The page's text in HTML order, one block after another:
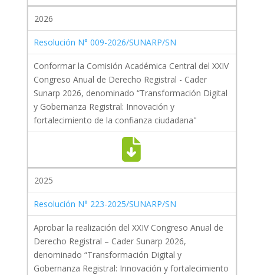
2026
Resolución N° 009-2026/SUNARP/SN
Conformar la Comisión Académica Central del XXIV
Congreso Anual de Derecho Registral - Cader
Sunarp 2026, denominado “Transformación Digital
y Gobernanza Registral: Innovación y
fortalecimiento de la confianza ciudadana"
2025
Resolución N° 223-2025/SUNARP/SN
Aprobar la realización del XXIV Congreso Anual de
Derecho Registral – Cader Sunarp 2026,
denominado “Transformación Digital y
Gobernanza Registral: Innovación y fortalecimiento